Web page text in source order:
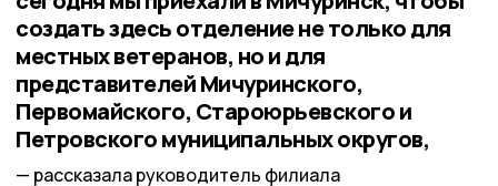
создать здесь отделение не только для
местных ветеранов, но и для
представителей Мичуринского,
Первомайского, Староюрьевского и
Петровского муниципальных округов,
рассказала руководитель филиала